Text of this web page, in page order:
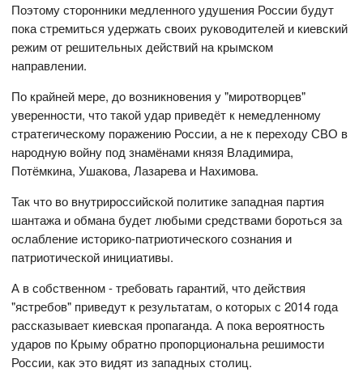
Поэтому сторонники медленного удушения России будут
пока стремиться удержать своих руководителей и киевский
режим от решительных действий на крымском
направлении.
По крайней мере, до возникновения у "миротворцев"
уверенности, что такой удар приведёт к немедленному
стратегическому поражению России, а не к переходу СВО в
народную войну под знамёнами князя Владимира,
Потёмкина, Ушакова, Лазарева и Нахимова.
Так что во внутрироссийской политике западная партия
шантажа и обмана будет любыми средствами бороться за
ослабление историко-патриотического сознания и
патриотической инициативы.
А в собственном - требовать гарантий, что действия
"ястребов" приведут к результатам, о которых с 2014 года
рассказывает киевская пропаганда. А пока вероятность
ударов по Крыму обратно пропорциональна решимости
России, как это видят из западных столиц.